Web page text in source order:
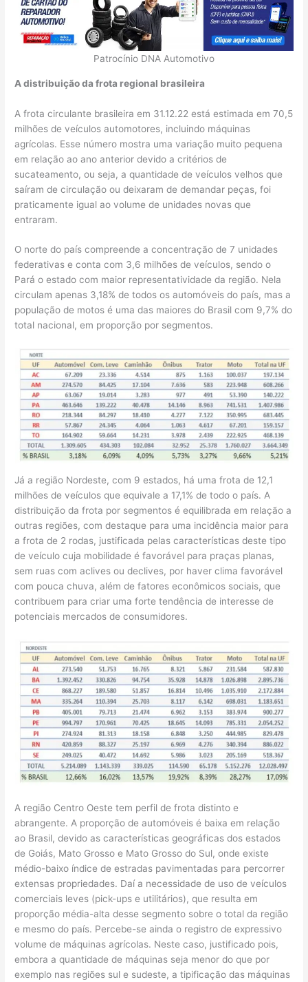
Patrocínio DNA Automotivo
A distribuição da frota regional brasileira
A frota circulante brasileira em 31.12.22 está estimada em 70,5
milhões de veículos automotores, incluindo máquinas
agrícolas. Esse número mostra uma variação muito pequena
em relação ao ano anterior devido a critérios de
sucateamento, ou seja, a quantidade de veículos velhos que
saíram de circulação ou deixaram de demandar peças, foi
praticamente igual ao volume de unidades novas que
entraram.
O norte do país compreende a concentração de 7 unidades
federativas e conta com 3,6 milhões de veículos, sendo o
Pará o estado com maior representatividade da região. Nela
circulam apenas 3,18% de todos os automóveis do país, mas a
população de motos é uma das maiores do Brasil com 9,7% do
total nacional, em proporção por segmentos.
Já a região Nordeste, com 9 estados, há uma frota de 12,1
milhões de veículos que equivale a 17,1% de todo o país. A
distribuição da frota por segmentos é equilibrada em relação a
outras regiões, com destaque para uma incidência maior para
a frota de 2 rodas, justificada pelas características deste tipo
de veículo cuja mobilidade é favorável para praças planas,
sem ruas com aclives ou declives, por haver clima favorável
com pouca chuva, além de fatores econômicos sociais, que
contribuem para criar uma forte tendência de interesse de
potenciais mercados de consumidores.
A região Centro Oeste tem perfil de frota distinto e
abrangente. A proporção de automóveis é baixa em relação
ao Brasil, devido as características geográficas dos estados
de Goiás, Mato Grosso e Mato Grosso do Sul, onde existe
médio-baixo índice de estradas pavimentadas para percorrer
extensas propriedades. Daí a necessidade de uso de veículos
comerciais leves (pick-ups e utilitários), que resulta em
proporção média-alta desse segmento sobre o total da região
e mesmo do país. Percebe-se ainda o registro de expressivo
volume de máquinas agrícolas. Neste caso, justificado pois,
embora a quantidade de máquinas seja menor do que por
exemplo nas regiões sul e sudeste, a tipificação das máquinas